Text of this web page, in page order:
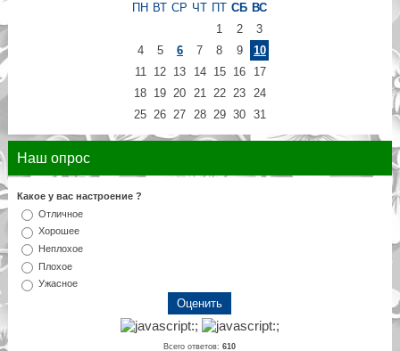
ПН ВТ СР ЧТ ПТ СБ ВС
1
2
3
4
5 6 7 8 9
10
11
12 13 14 15 16
17
18 19 20 21 22 23
24
25 26 27 28 29 30 31
Наш опрос
Какое у вас настроение ?
Отличное
Хорошее
Неплохое
Плохое
Ужасное
Всего ответов:610